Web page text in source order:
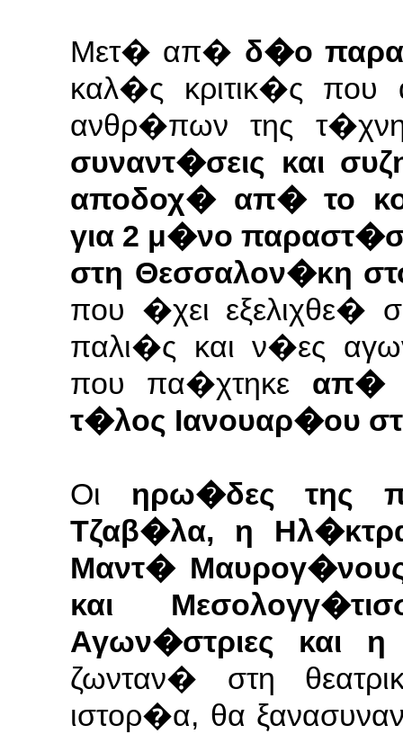
Μετ� απ� δ�ο
καλ�ς κριτικ�ς
ανθρ�πων της
συναντ�σεις και
αποδοχ� απ� το
για 2 μ�νο
στη Θεσσαλον�κη
που �χει εξελιχθε�
παλι�ς και ν�ες
που πα�χτηκε απ�
τ�λος Ιανουαρ�ου
Οι ηρω�δες της
Τζαβ�λα, η
Μαντ�
και
Αγων�στριες και
ζωνταν� στη
ιστορ�α, θα